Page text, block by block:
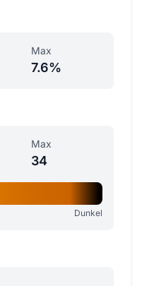
Max
7.6%
Max
34
Dunkel